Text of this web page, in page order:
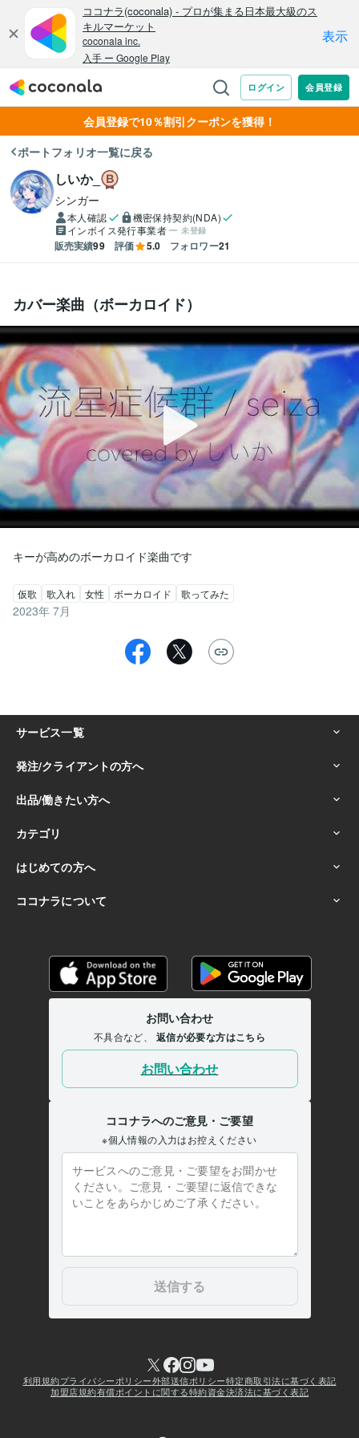
会員登録で10％割引クーポンを獲得！
ポートフォリオ一覧に戻る
しいか_
シンガー
本人確認
機密保持契約(NDA)
インボイス発行事業者
未登録
販売実績99 評価 5.0 フォロワー21
カバー楽曲（ボーカロイド）
仮歌 歌入れ 女性 ボーカロイド 歌ってみた
2023年 7月